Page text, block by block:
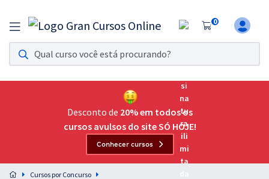
0
Assinatura Ilimitada 11
Acesso a todos os cursos. Teste grátis por 7 dias!
Assinatura OAB Até Passar
Acesso ilimitado a toda preparação para o Exame da
Preparação completa e intensiva para as principais
Desconto de 20% em todos os
cursos avulsos do site SÓ HOJE!
Conhecer cursos
Cursos por Concurso